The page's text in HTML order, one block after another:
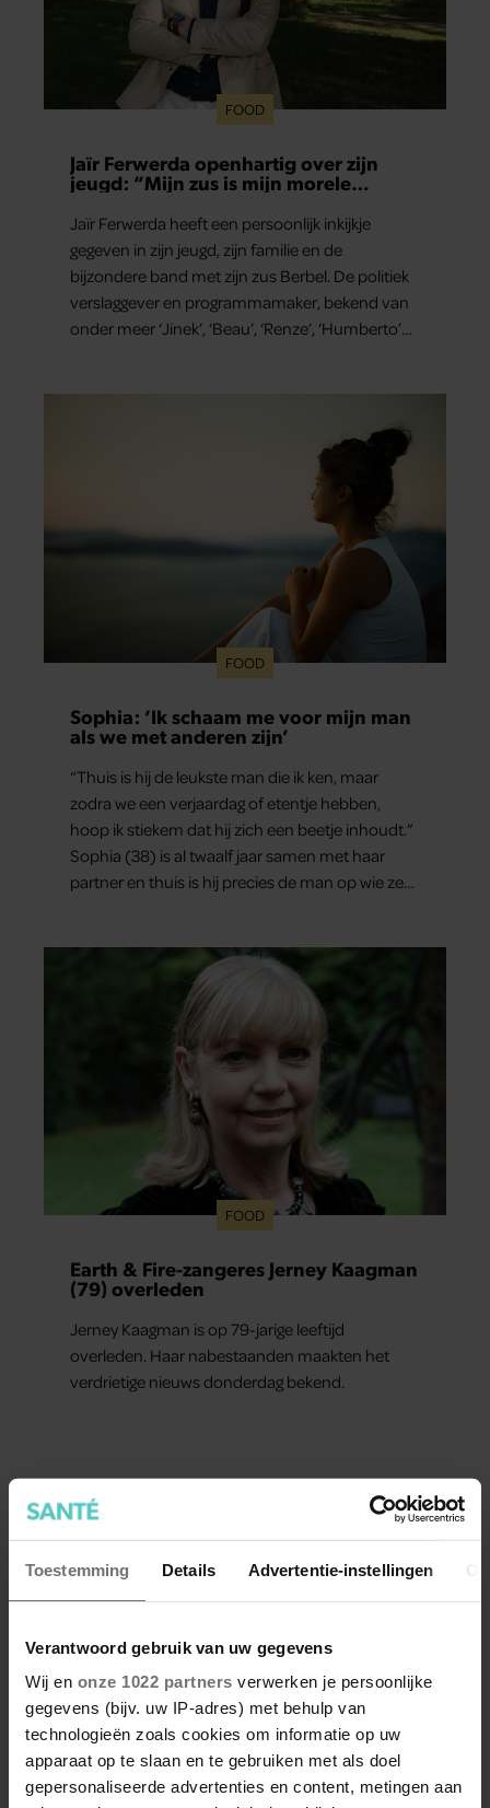
Toestemming Details Advertentie-instellingen
Verantwoord gebruik van uw gegevens
Wij en onze 1022 partners verwerken je persoonlijke
gegevens (bijv. uw IP-adres) met behulp van
technologieën zoals cookies om informatie op uw
apparaat op te slaan en te gebruiken met als doel
gepersonaliseerde advertenties en content, metingen aan
FOOD
Jaïr Ferwerda openhartig over zijn
jeugd: “Mijn zus is mijn morele
Jaïr Ferwerda heeft een persoonlijk inkijkje
gegeven in zijn jeugd, zijn familie en de
bijzondere band met zijn zus Berbel. De politiek
verslaggever en programmamaker, bekend van
onder meer ‘Jinek’, ‘Beau’, ‘Renze’, ‘Humberto’
FOOD
Sophia: ‘Ik schaam me voor mijn man
als we met anderen zijn’
“Thuis is hij de leukste man die ik ken, maar
zodra we een verjaardag of etentje hebben,
hoop ik stiekem dat hij zich een beetje inhoudt.”
Sophia (38) is al twaalf jaar samen met haar
partner en thuis is hij precies de man op wie ze
ze samen onder de mensen zijn.
FOOD
Earth & Fire-zangeres Jerney Kaagman
(79) overleden
Jerney Kaagman is op 79-jarige leeftijd
overleden. Haar nabestaanden maakten het
verdrietige nieuws donderdag bekend.
Meer van Santé